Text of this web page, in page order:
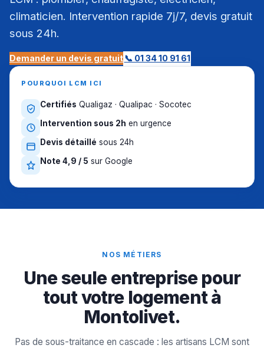
climaticien. Intervention rapide 7j/7, devis gratuit
sous 24h.
Demander un devis gratuit📞 01 34 10 91 61
POURQUOI LCM ICI
Certifiés Qualigaz · Qualipac · Socotec
Intervention sous 2h en urgence
Devis détaillé sous 24h
Note 4,9 / 5 sur Google
NOS MÉTIERS
Une seule entreprise pour
tout votre logement à
Montolivet.
Pas de sous-traitance en cascade : les artisans LCM sont